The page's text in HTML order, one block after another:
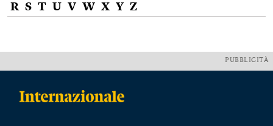
R S T U V W X Y Z
PUBBLICITÀ